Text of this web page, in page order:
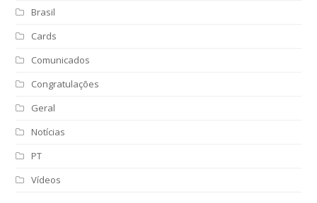
Brasil
Cards
Comunicados
Congratulações
Geral
Notícias
PT
Vídeos